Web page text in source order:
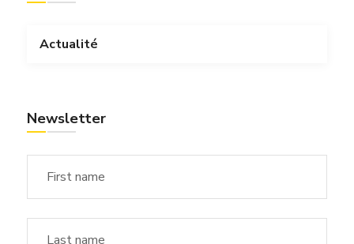
Actualité
Newsletter